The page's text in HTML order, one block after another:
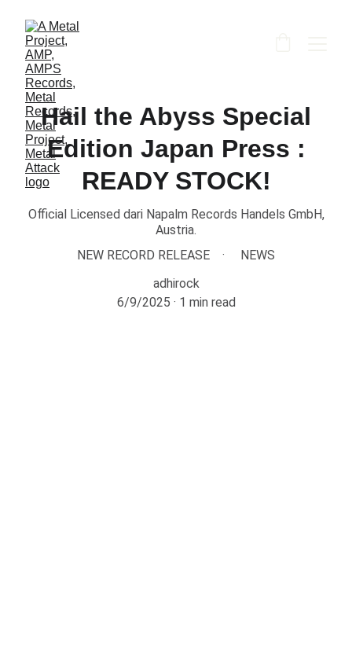
Hail the Abyss Special
Edition Japan Press :
READY STOCK!
Official Licensed dari Napalm Records Handels GmbH,
Austria.
NEW RECORD RELEASE
NEWS
adhirock
6/9/2025
1 min read